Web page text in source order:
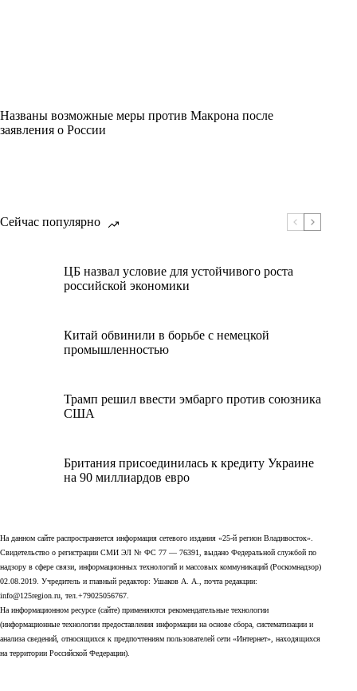
Названы возможные меры против Макрона после
заявления о России
Сейчас популярно
ЦБ назвал условие для устойчивого роста
российской экономики
Китай обвинили в борьбе с немецкой
промышленностью
Трамп решил ввести эмбарго против союзника
США
Британия присоединилась к кредиту Украине
на 90 миллиардов евро
На данном сайте распространяется информация сетевого издания «25-й регион Владивосток».
Свидетельство о регистрации СМИ ЭЛ № ФС 77 — 76391, выдано Федеральной службой по
надзору в сфере связи, информационных технологий и массовых коммуникаций (Роскомнадзор)
02.08.2019. Учредитель и главный редактор: Ушаков А. А., почта редакции:
info@125region.ru, тел.+79025056767.
На информационном ресурсе (сайте) применяются рекомендательные технологии
(информационные технологии предоставления информации на основе сбора, систематизации и
анализа сведений, относящихся к предпочтениям пользователей сети «Интернет», находящихся
на территории Российской Федерации).